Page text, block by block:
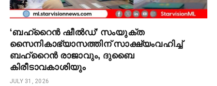
‘ബഹ്‌റൈൻ ഷീൽഡ്’ സംയുക്ത
സൈനികാഭ്യാസത്തിന് സാക്ഷ്യംവഹിച്ച്
ബഹ്‌റൈൻ രാജാവും, ദുബൈ
കിരീടാവകാശിയും
JULY 31, 2026